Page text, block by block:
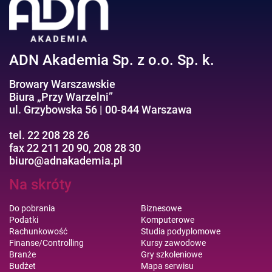
Efektywność osobista//Wellbeing
ADN Akademia Sp. z o.o. Sp. k.
Browary Warszawskie
Biura „Przy Warzelni”
ul. Grzybowska 56 | 00-844 Warszawa
tel. 22 208 28 26
fax 22 211 20 90, 208 28 30
biuro@adnakademia.pl
Na skróty
Do pobrania
Podatki
Rachunkowość
Finanse/Controlling
Branże
Budżet
Biznesowe
Komputerowe
Studia podyplomowe
Kursy zawodowe
Gry szkoleniowe
Mapa serwisu